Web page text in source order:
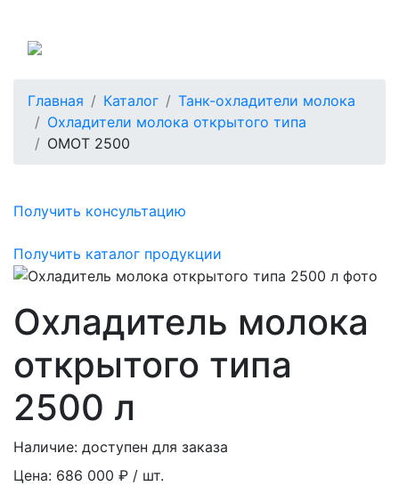
Главная Каталог
Танк-охладители молока
Охладители молока открытого типа
ОМОТ 2500
Получить консультацию
Получить каталог продукции
Охладитель молока
открытого типа
2500 л
Наличие: доступен для заказа
Цена: 686 000 ₽ / шт.